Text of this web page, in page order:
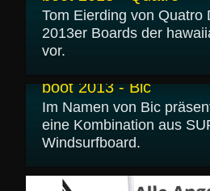
Tom Eierding von Quatro
2013er Boards der
vor.
boot 2013 - Bic
Im Namen von Bic
eine Kombination aus
Windsurfboard.